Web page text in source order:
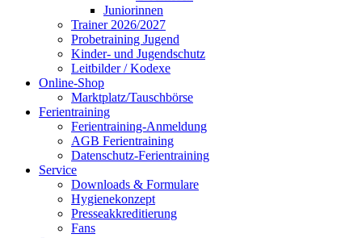
Juniorinnen
Trainer 2026/2027
Probetraining Jugend
Kinder- und Jugendschutz
Leitbilder / Kodexe
Online-Shop
Marktplatz/Tauschbörse
Ferientraining
Ferientraining-Anmeldung
AGB Ferientraining
Datenschutz-Ferientraining
Service
Downloads & Formulare
Hygienekonzept
Presseakkreditierung
Fans